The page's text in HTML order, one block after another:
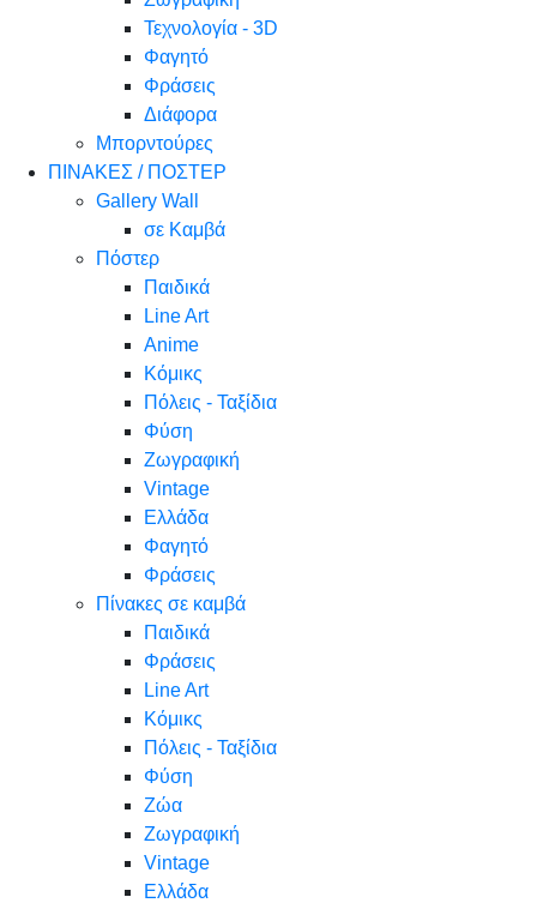
Τεχνολογία - 3D
Φαγητό
Φράσεις
Διάφορα
Μπορντούρες
ΠΙΝΑΚΕΣ / ΠΟΣΤΕΡ
Gallery Wall
σε Καμβά
Πόστερ
Παιδικά
Line Art
Anime
Κόμικς
Πόλεις - Ταξίδια
Φύση
Ζωγραφική
Vintage
Ελλάδα
Φαγητό
Φράσεις
Πίνακες σε καμβά
Παιδικά
Φράσεις
Line Art
Κόμικς
Πόλεις - Ταξίδια
Φύση
Ζώα
Ζωγραφική
Vintage
Ελλάδα